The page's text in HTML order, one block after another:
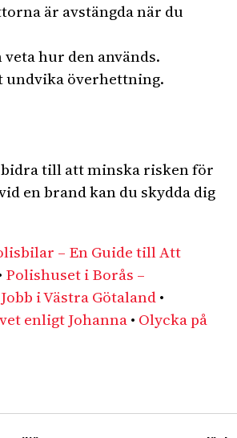
är avstängda när du
hur den används.
undvika överhettning.
till att minska risken för
en brand kan du skydda dig
– En Guide till Att
Polishuset i Borås –
Jobb i Västra Götaland•
enligt Johanna• Olycka på